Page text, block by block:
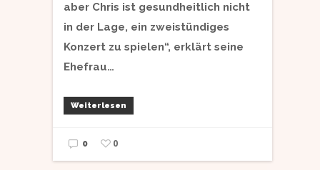
aber Chris ist gesundheitlich nicht
in der Lage, ein zweistündiges
Konzert zu spielen“, erklärt seine
Ehefrau…
Weiterlesen
0 0